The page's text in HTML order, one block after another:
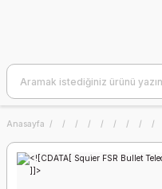
Anasayfa